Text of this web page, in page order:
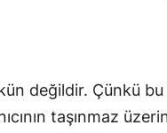
değildir. Çünkü
taşınmaz